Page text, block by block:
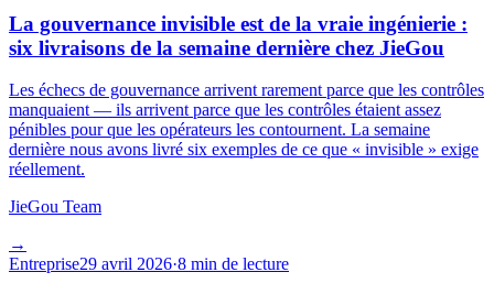
La gouvernance invisible est de la vraie ingénierie :
six livraisons de la semaine dernière chez JieGou
Les échecs de gouvernance arrivent rarement parce que les contrôles
manquaient — ils arrivent parce que les contrôles étaient assez
pénibles pour que les opérateurs les contournent. La semaine
dernière nous avons livré six exemples de ce que « invisible » exige
réellement.
JieGou Team
→
Entreprise29 avril 2026·8 min de lecture